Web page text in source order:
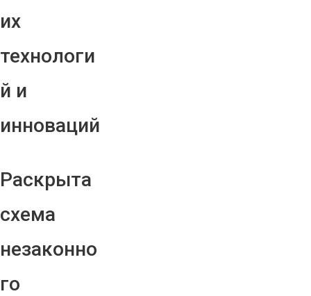
их
технологи
й и
инноваций
Раскрыта
схема
незаконно
го